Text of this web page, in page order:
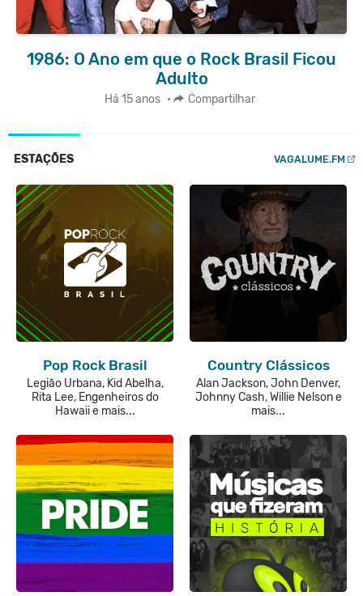
1986: O Ano em que o Rock Brasil Ficou
Adulto
Há 15 anos • Compartilhar
ESTAÇÕES VAGALUME.FM
Pop Rock Brasil
Legião Urbana, Kid Abelha,
Rita Lee, Engenheiros do
Hawaii e mais...
Country Clássicos
Alan Jackson, John Denver,
Johnny Cash, Willie Nelson e
mais...